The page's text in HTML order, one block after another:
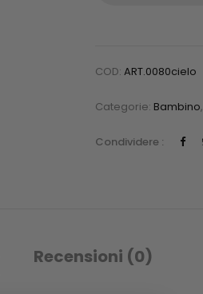
COD:ART.0080cielo
Categorie: Bambino,
Condividere :
Recensioni (0)